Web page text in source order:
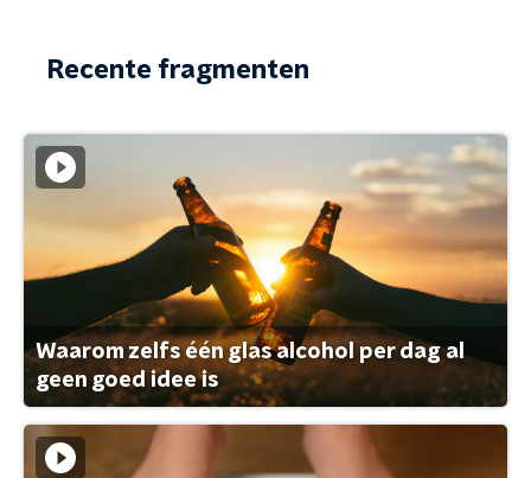
Recente fragmenten
Waarom zelfs één glas alcohol per dag al
geen goed idee is